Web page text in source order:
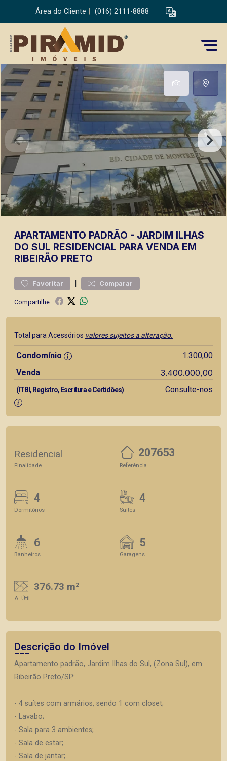
Área do Cliente (016) 2111-8888
APARTAMENTO PADRÃO - JARDIM ILHAS
DO SUL RESIDENCIAL PARA VENDA EM
RIBEIRÃO PRETO
Favoritar | Comparar
Compartilhe:
Total para Acessórios valores sujeitos a alteração.
Condomínio
1.300,00
Venda
3.400.000,00
(ITBI, Registro, Escritura e Certidões) Consulte-nos
Residencial
Finalidade
207653
Referência
4
Dormitórios
4
Suítes
6
Banheiros
5
Garagens
376.73 m²
A. Útil
Descrição do Imóvel
Apartamento padrão, Jardim Ilhas do Sul, (Zona Sul), em
Ribeirão Preto/SP:
- 4 suítes com armários, sendo 1 com closet;
- Lavabo;
- Sala para 3 ambientes;
- Sala de estar;
- Sala de jantar;